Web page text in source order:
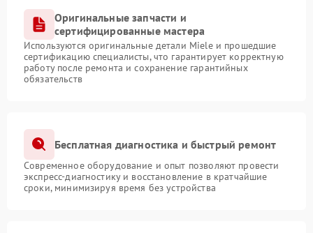
Оригинальные запчасти и
сертифицированные мастера
Используются оригинальные детали Miele и прошедшие
сертификацию специалисты, что гарантирует корректную
работу после ремонта и сохранение гарантийных
обязательств
Бесплатная диагностика и быстрый ремонт
Современное оборудование и опыт позволяют провести
экспресс-диагностику и восстановление в кратчайшие
сроки, минимизируя время без устройства